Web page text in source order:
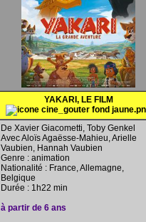
YAKARI, LE FILM
De Xavier Giacometti, Toby Genkel
Avec Aloïs Agaësse-Mahieu, Arielle
Vaubien, Hannah Vaubien
Genre : animation
Nationalité : France, Allemagne,
Belgique
Durée : 1h22 min
à partir de 6 ans